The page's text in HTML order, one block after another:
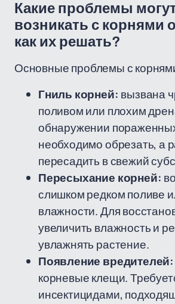
Какие проблемы
возникать с корнями
как их решать?
Основные проблемы с
Гниль корней: вызвана
поливом или плохим
обнаружении
необходимо обрезать, а
пересадить в свежий
Пересыхание корней:
слишком редком поливе
влажности. Для
увеличить влажность и
увлажнять растение.
Появление вредителей:
корневые клещи.
инсектицидами,